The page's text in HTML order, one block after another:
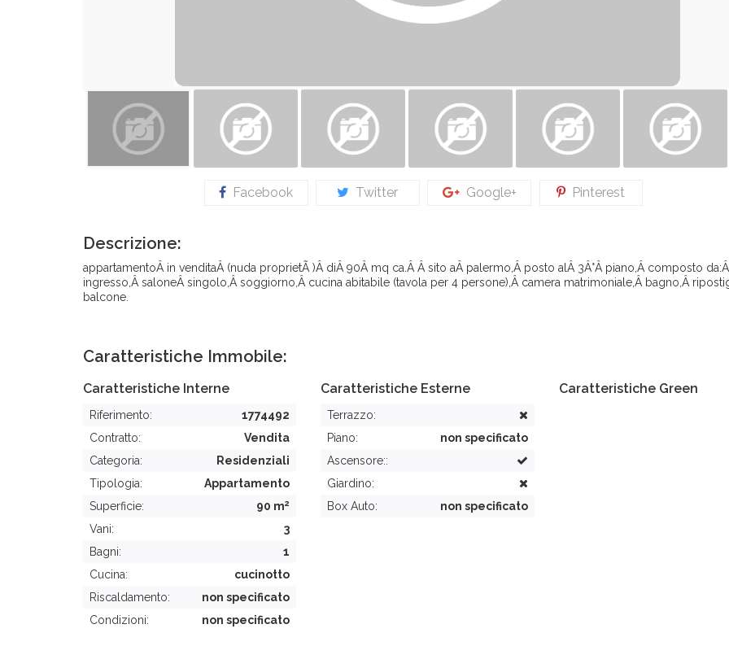
Facebook Twitter Google+ Pinterest
Descrizione:
appartamentoÂ in venditaÂ (nuda proprietÃ )Â diÂ 90Â mq ca.Â Â sito aÂ palermo,Â posto alÂ 3Â°Â piano,Â composto da:Â
ingresso,Â saloneÂ singolo,Â soggiorno,Â cucina abitabile (tavola per 4 persone),Â camera matrimoniale,Â bagno,Â
balcone.
Caratteristiche Immobile:
Caratteristiche Interne
Riferimento:
1774492
Contratto:
Vendita
Categoria:
Residenziali
Tipologia:
Appartamento
Superficie:
90 m2
Vani:
3
Bagni:
1
Cucina:
cucinotto
Riscaldamento:
non specificato
Condizioni:
non specificato
Caratteristiche Esterne
Terrazzo:
Piano:
non specificato
Ascensore::
Giardino:
Box Auto:
non specificato
Caratteristiche Green